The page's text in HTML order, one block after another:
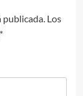
Los
*